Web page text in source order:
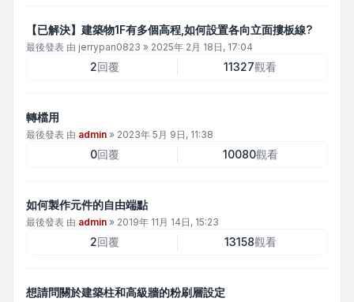
【已解決】建築物1F有多個高程,如何設置各向立面摟板線?
最後發表 由 jerrypan0823 » 2025年 2月 18日, 17:04
2回覆 11327觀看
轉檔用
最後發表 由 admin » 2023年 5月 9日, 11:38
0回覆 10080觀看
如何製作元件的自由端點
最後發表 由 admin » 2019年 11月 14日, 15:23
2回覆 13158觀看
想請問關於建築柱和高級牆的粉刷層設定